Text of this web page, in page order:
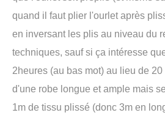
quand il faut plier l'ourlet après
en inversant les plis au niveau du
techniques, sauf si ça intéresse
2heures (au bas mot) au lieu de
d'une robe longue et ample mais
1m de tissu plissé (donc 3m en